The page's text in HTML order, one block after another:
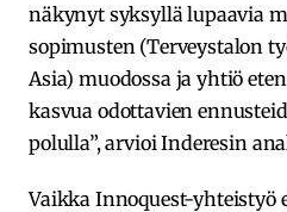
näkynyt syksyllä lupaavia
sopimusten (Terveystalon
Asia) muodossa ja yhtiö
kasvua odottavien
polulla”, arvioi Inderesin
Vaikka Innoquest-yhteistyö